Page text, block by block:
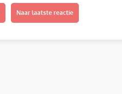
Naar laatste reactie